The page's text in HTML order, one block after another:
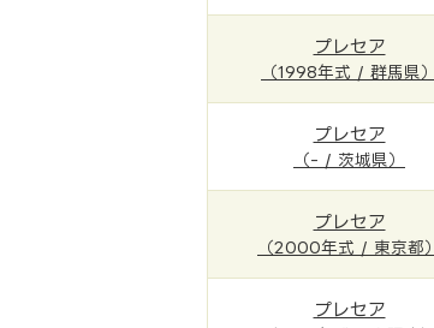
プレセア
（1998年式 / 群馬県）
プレセア
（- / 茨城県）
プレセア
（2000年式 / 東京都）
プレセア